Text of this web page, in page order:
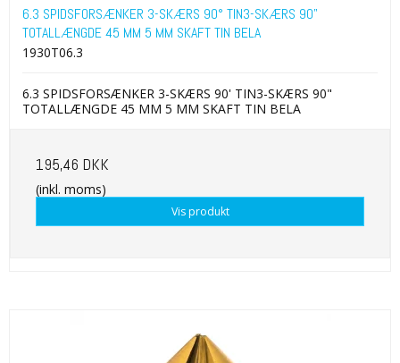
6.3 SPIDSFORSÆNKER 3-SKÆRS 90° TIN3-SKÆRS 90"
TOTALLÆNGDE 45 MM 5 MM SKAFT TIN BELA
1930T06.3
6.3 SPIDSFORSÆNKER 3-SKÆRS 90' TIN3-SKÆRS 90"
TOTALLÆNGDE 45 MM 5 MM SKAFT TIN BELA
195,46 DKK
(inkl. moms)
Vis produkt